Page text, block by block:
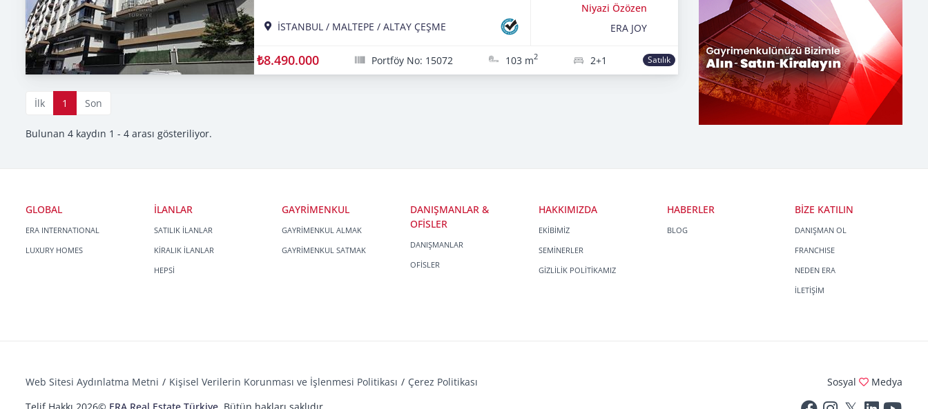
İSTANBUL / MALTEPE / ALTAY ÇEŞME
Niyazi Özözen
ERA JOY
₺8.490.000 Portföy No: 15072 103 m2 2+1 Satılık
İlk 1 Son
Bulunan 4 kaydın 1 - 4 arası gösteriliyor.
GLOBAL
ERA INTERNATIONAL
LUXURY HOMES
İLANLAR
SATILIK İLANLAR
KİRALIK İLANLAR
HEPSİ
GAYRİMENKUL
GAYRİMENKUL ALMAK
GAYRİMENKUL SATMAK
DANIŞMANLAR &
OFİSLER
DANIŞMANLAR
OFİSLER
HAKKIMIZDA
EKİBİMİZ
SEMİNERLER
GİZLİLİK POLİTİKAMIZ
HABERLER
BLOG
BİZE KATILIN
DANIŞMAN OL
FRANCHISE
NEDEN ERA
İLETİŞİM
Web Sitesi Aydınlatma Metni Kişisel Verilerin Korunması ve İşlenmesi Politikası
Çerez Politikası
Sosyal Medya